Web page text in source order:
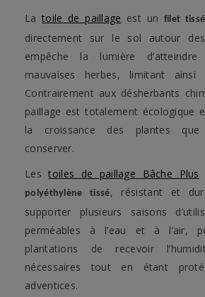
Latoile de paillage est un filet tissé
directement sur le sol autour
empêche la lumière
mauvaises herbes, limitant ainsi
Contrairement aux désherbants
paillage est totalement écologique
la croissance des plantes que
conserver.
Lestoiles de paillage Bâche Plus
polyéthylène tissé, résistant et
supporter plusieurs saisons
perméables à l’eau et à l’air,
plantations de recevoir
nécessaires tout en étant
adventices.